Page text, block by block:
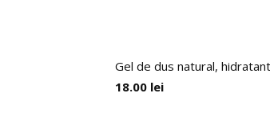
Gel de dus natural,
18.00 lei